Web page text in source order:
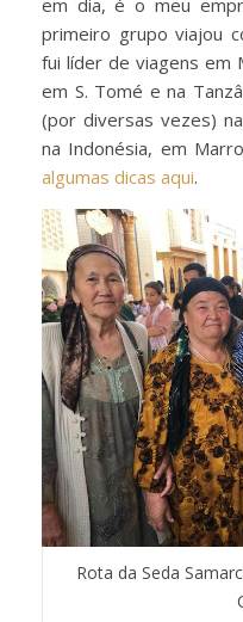
primeiro grupo viajou
fui líder de viagens em
em S. Tomé e na
(por diversas vezes)
na Indonésia, em
algumas dicas aqui.
Rota da Seda